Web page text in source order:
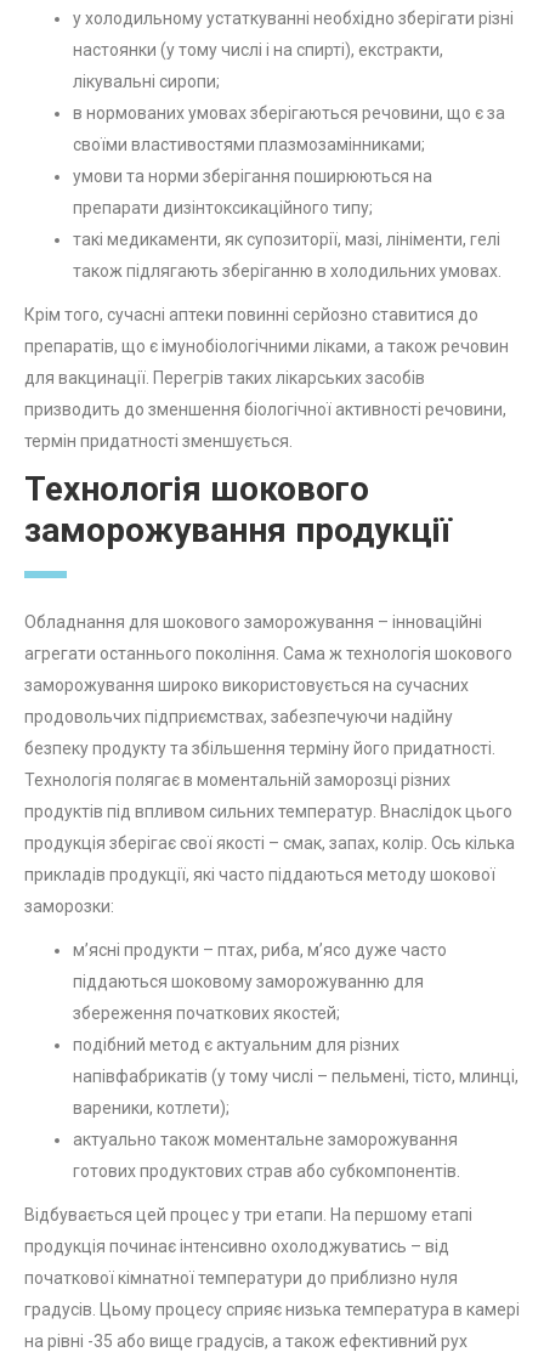
у холодильному устаткуванні необхідно зберігати різні
настоянки (у тому числі і на спирті), екстракти,
лікувальні сиропи;
в нормованих умовах зберігаються речовини, що є за
своїми властивостями плазмозамінниками;
умови та норми зберігання поширюються на
препарати дизінтоксикаційного типу;
такі медикаменти, як супозиторії, мазі, лініменти, гелі
також підлягають зберіганню в холодильних умовах.
Крім того, сучасні аптеки повинні серйозно ставитися до
препаратів, що є імунобіологічними ліками, а також речовин
для вакцинації. Перегрів таких лікарських засобів
призводить до зменшення біологічної активності речовини,
термін придатності зменшується.
Технологія шокового
заморожування продукції
Обладнання для шокового заморожування – інноваційні
агрегати останнього покоління. Сама ж технологія шокового
заморожування широко використовується на сучасних
продовольчих підприємствах, забезпечуючи надійну
безпеку продукту та збільшення терміну його придатності.
Технологія полягає в моментальній заморозці різних
продуктів під впливом сильних температур. Внаслідок цього
продукція зберігає свої якості – смак, запах, колір. Ось кілька
прикладів продукції, які часто піддаються методу шокової
заморозки:
м’ясні продукти – птах, риба, м’ясо дуже часто
піддаються шоковому заморожуванню для
збереження початкових якостей;
подібний метод є актуальним для різних
напівфабрикатів (у тому числі – пельмені, тісто, млинці,
вареники, котлети);
актуально також моментальне заморожування
готових продуктових страв або субкомпонентів.
Відбувається цей процес у три етапи. На першому етапі
продукція починає інтенсивно охолоджуватись – від
початкової кімнатної температури до приблизно нуля
градусів. Цьому процесу сприяє низька температура в камері
на рівні -35 або вище градусів, а також ефективний рух